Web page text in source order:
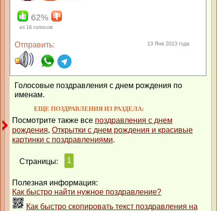
62%
из 16 голосов
Отправить: 13 Янв 2013 года
Голосовые поздравления с днем рождения по
именам.
ЕЩЕ ПОЗДРАВЛЕНИЯ ИЗ РАЗДЕЛА:
Посмотрите также все поздравления с днем
рождения, Открытки с днем рождения и красивые
картинки с поздравлениями.
Страницы: 1
Полезная информация:
Как быстро найти нужное поздравление?
Как быстро скопировать текст поздравления на